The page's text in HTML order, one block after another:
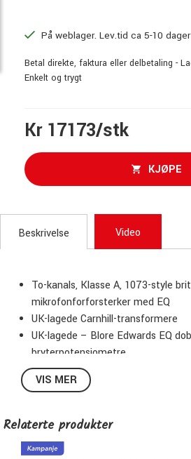
På weblager. Lev.tid ca 5-10 dager
Betal direkte, faktura eller delbetaling -
Enkelt og trygt
Kr 17173/stk
KJØPE
Beskrivelse Video
To-kanals, Klasse A, 1073-style
mikrofonforforsterker med EQ
UK-lagede Carnhill-transformere
UK-lagede – Blore Edwards EQ
bryterpotensiometre
Håndleddet kabelført, håndmontert
80dB forsterkning – resistor-
TONE-knapp – Endrer
Polaritetsbryter
VIS MER
Relaterte produkter